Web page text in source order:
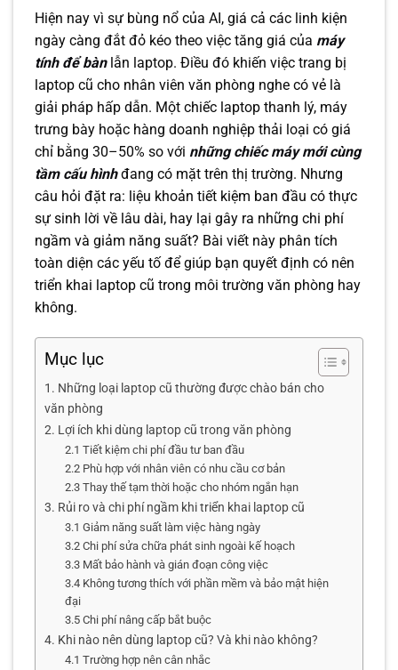
Hiện nay vì sự bùng nổ của AI, giá cả các linh kiện
ngày càng đắt đỏ kéo theo việc tăng giá của máy
tính để bànlẫn laptop. Điều đó khiến việc trang bị
laptop cũ cho nhân viên văn phòng nghe có vẻ là
giải pháp hấp dẫn. Một chiếc laptop thanh lý, máy
trưng bày hoặc hàng doanh nghiệp thải loại có giá
chỉ bằng 30–50% so với những chiếc máy mới cùng
tầm cấu hìnhđang có mặt trên thị trường. Nhưng
câu hỏi đặt ra: liệu khoản tiết kiệm ban đầu có thực
sự sinh lời về lâu dài, hay lại gây ra những chi phí
ngầm và giảm năng suất? Bài viết này phân tích
toàn diện các yếu tố để giúp bạn quyết định có nên
triển khai laptop cũ trong môi trường văn phòng hay
không.
Mục lục
1. Những loại laptop cũ thường được chào bán cho
văn phòng
2. Lợi ích khi dùng laptop cũ trong văn phòng
2.1 Tiết kiệm chi phí đầu tư ban đầu
2.2 Phù hợp với nhân viên có nhu cầu cơ bản
2.3 Thay thế tạm thời hoặc cho nhóm ngắn hạn
3. Rủi ro và chi phí ngầm khi triển khai laptop cũ
3.1 Giảm năng suất làm việc hàng ngày
3.2 Chi phí sửa chữa phát sinh ngoài kế hoạch
3.3 Mất bảo hành và gián đoạn công việc
3.4 Không tương thích với phần mềm và bảo mật hiện
đại
3.5 Chi phí nâng cấp bắt buộc
4. Khi nào nên dùng laptop cũ? Và khi nào không?
4.1 Trường hợp nên cân nhắc
Cho
Nghiệp
Sales:
Nhẹ,
Sang,
Pin
Lâu